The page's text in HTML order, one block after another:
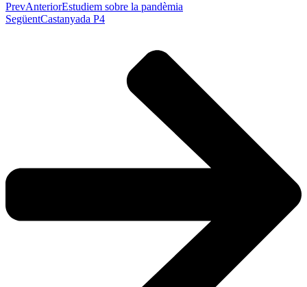
PrevAnteriorEstudiem sobre la pandèmia
SegüentCastanyada P4